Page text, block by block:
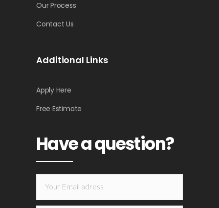
Our Process
Contact Us
Additional Links
Apply Here
Free Estimate
Have a question?